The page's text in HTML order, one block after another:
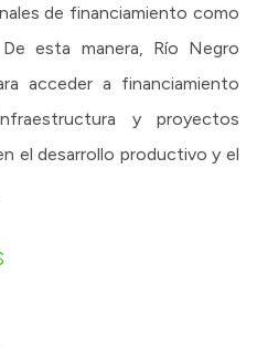
de financiamiento como
esta manera, Río Negro
acceder a financiamiento
y proyectos
el desarrollo productivo y el